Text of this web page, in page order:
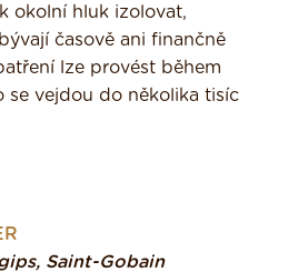
okolní hluk izolovat,
časově ani finančně
lze provést během
se vejdou do několika tisíc
Saint-Gobain